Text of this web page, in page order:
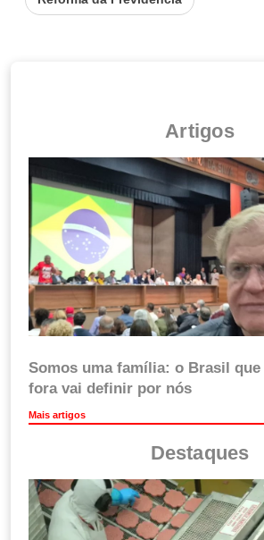
Artigos
Somos uma família: o Brasil que
fora vai definir por nós
Mais artigos
Destaques